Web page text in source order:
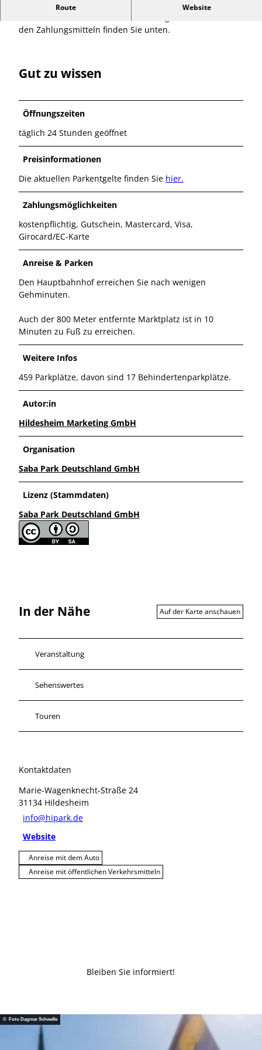
Route Website
Bitte beachten Sie, dass Barzahlung mit
den Zahlungsmitteln finden Sie unten.
Gut zu wissen
Öffnungszeiten
täglich 24 Stunden geöffnet
Preisinformationen
Die aktuellen Parkentgelte finden Sie hier.
Zahlungsmöglichkeiten
kostenpflichtig, Gutschein, Mastercard, Visa,
Girocard/EC-Karte
Anreise & Parken
Den Hauptbahnhof erreichen Sie nach wenigen
Gehminuten.
Auch der 800 Meter entfernte Marktplatz ist in 10
Minuten zu Fuß zu erreichen.
Weitere Infos
459 Parkplätze, davon sind 17 Behindertenparkplätze.
Autor:in
Hildesheim Marketing GmbH
Organisation
Saba Park Deutschland GmbH
Lizenz (Stammdaten)
Saba Park Deutschland GmbH
In der Nähe Auf der Karte anschauen
Veranstaltung
Sehenswertes
Touren
Kontaktdaten
Marie-Wagenknecht-Straße 24
31134 Hildesheim
info@hipark.de
Website
Anreise mit dem Auto
Anreise mit öffentlichen Verkehrsmitteln
Bleiben Sie informiert!
© Foto Dagmar Schwelle